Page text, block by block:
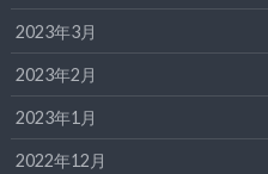
2023年3月
2023年2月
2023年1月
2022年12月